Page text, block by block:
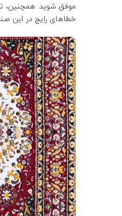
موفق شوید. همچنین،
خطاهای رایج در این